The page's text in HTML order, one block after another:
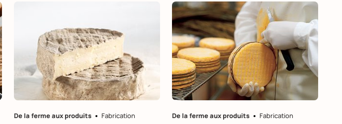
De la ferme aux produits Fabrication De la ferme aux produits Fabrication